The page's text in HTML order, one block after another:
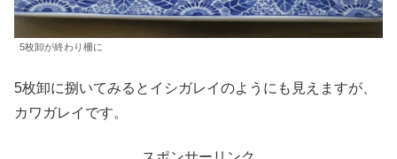
5枚卸が終わり柵に
5枚卸に捌いてみるとイシガレイのようにも見えますが、
カワガレイです。